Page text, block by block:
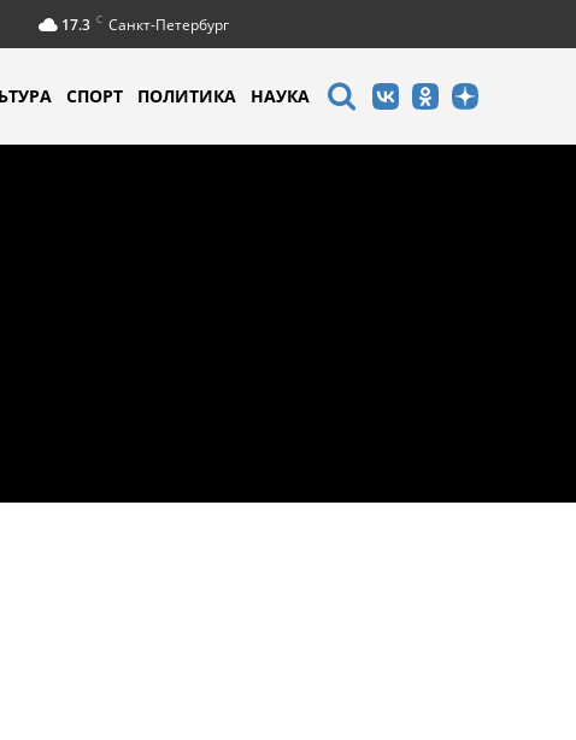
17.3 C Санкт-Петербург
СПОРТ ПОЛИТИКА НАУКА